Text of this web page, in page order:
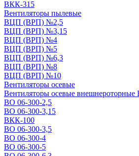
ВКК-315
Вентиляторы пылевые
ВЦП (ВРП) №2,5
ВЦП (ВРП) №3,15
ВЦП (ВРП) №4
ВЦП (ВРП) №5
ВЦП (ВРП) №6,3
ВЦП (ВРП) №8
ВЦП (ВРП) №10
Вентиляторы осевые
Вентиляторы осевые
ВО 06-300-2,5
ВО 06-300-3,15
ВКК-100
ВО 06-300-3,5
ВО 06-300-4
ВО 06-300-5